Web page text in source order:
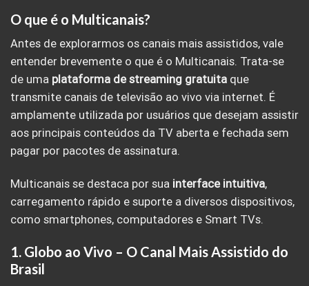
O que é o Multicanais?
Antes de explorarmos os canais mais assistidos, vale
entender brevemente o que é o Multicanais. Trata-se
de uma plataforma de streaming gratuita que
transmite canais de televisão ao vivo via internet. É
amplamente utilizada por usuários que desejam assistir
aos principais conteúdos da TV aberta e fechada sem
pagar por pacotes de assinatura.
Multicanais se destaca por sua interface intuitiva,
carregamento rápido e suporte a diversos dispositivos,
como smartphones, computadores e Smart TVs.
1. Globo ao Vivo – O Canal Mais Assistido do
Brasil